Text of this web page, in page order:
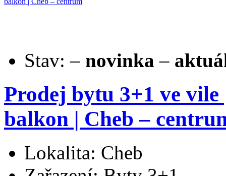
Stav: – novinka –
Prodej bytu 3+1 ve
balkon | Cheb –
Lokalita: Cheb